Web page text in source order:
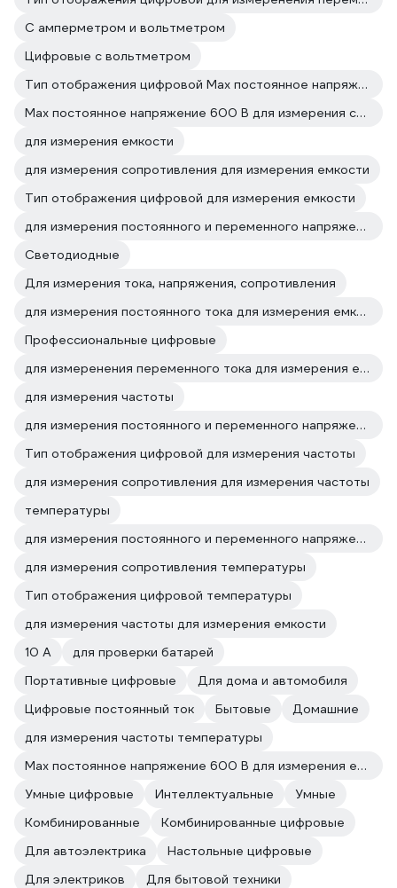
С амперметром и вольтметром
Цифровые с вольтметром
Тип отображения цифровой Max постоянное напряжение 600 В
Max постоянное напряжение 600 В для измерения сопротивления
для измерения емкости
для измерения сопротивления для измерения емкости
Тип отображения цифровой для измерения емкости
для измерения постоянного и переменного напряжения для измерения емкости
Светодиодные
Для измерения тока, напряжения, сопротивления
для измерения постоянного тока для измерения емкости
Профессиональные цифровые
для измеренения переменного тока для измерения емкости
для измерения частоты
для измерения постоянного и переменного напряжения для измерения частоты
Тип отображения цифровой для измерения частоты
для измерения сопротивления для измерения частоты
температуры
для измерения постоянного и переменного напряжения температуры
для измерения сопротивления температуры
Тип отображения цифровой температуры
для измерения частоты для измерения емкости
10 А
для проверки батарей
Портативные цифровые
Для дома и автомобиля
Цифровые постоянный ток
Бытовые
Домашние
для измерения частоты температуры
Max постоянное напряжение 600 В для измерения емкости
Умные цифровые
Интеллектуальные
Умные
Комбинированные
Комбинированные цифровые
Для автоэлектрика
Настольные цифровые
Для электриков
Для бытовой техники